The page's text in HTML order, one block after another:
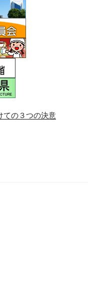
ての３つの決意